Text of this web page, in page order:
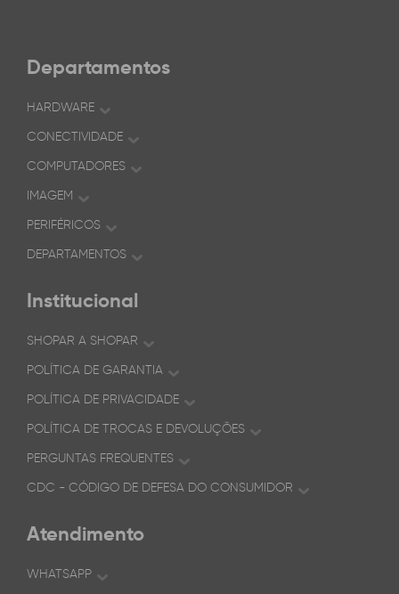
Departamentos
HARDWARE
CONECTIVIDADE
COMPUTADORES
IMAGEM
PERIFÉRICOS
DEPARTAMENTOS
Institucional
SHOPAR A SHOPAR
POLÍTICA DE GARANTIA
POLÍTICA DE PRIVACIDADE
POLÍTICA DE TROCAS E DEVOLUÇÕES
PERGUNTAS FREQUENTES
CDC - CÓDIGO DE DEFESA DO CONSUMIDOR
Atendimento
WHATSAPP